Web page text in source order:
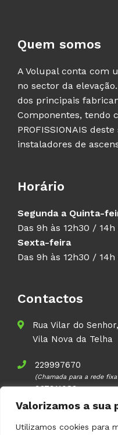
Valorizamos a sua
Utilizamos cookies para
Quem somos
A Volupal conta com
no sector da
dos principais
Componentes, tendo
PROFISSIONAIS
instaladores de
Horário
Segunda a Quinta-
Das 9h às 12h30 / 14h
Sexta-feira
Das 9h às 12h30 / 14h
Contactos
Rua Vilar do
Vila Nova da Telha
229997670
(Chamada para a rede
937911083
(Chamada para a rede
geral@volupal.pt